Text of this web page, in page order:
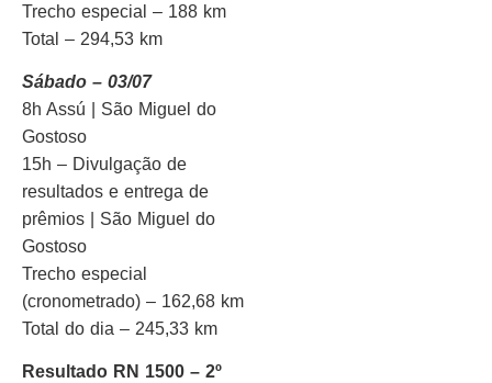
Trecho especial – 188 km
Total – 294,53 km
Sábado – 03/07
8h Assú | São Miguel do
Gostoso
15h – Divulgação de
resultados e entrega de
prêmios | São Miguel do
Gostoso
Trecho especial
(cronometrado) – 162,68 km
Total do dia – 245,33 km
Resultado RN 1500 – 2º